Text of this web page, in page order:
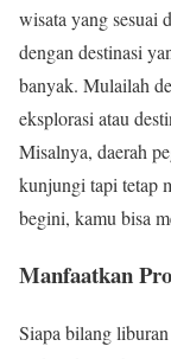
wisata yang sesuai
dengan destinasi
banyak. Mulailah
eksplorasi atau
Misalnya, daerah
kunjungi tapi tetap
begini, kamu bisa
Manfaatkan
Siapa bilang